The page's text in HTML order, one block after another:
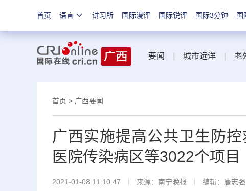
首页 语言 讲习所 国际漫评 国际锐评 国际3分钟 国
要闻 城市远洋 老
首页 > 广西要闻
广西实施提高公共卫生防
医院传染病区等3022个项目
2021-01-08 11:10:47 来源： 南宁晚报 编辑：唐志强